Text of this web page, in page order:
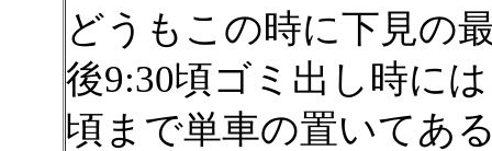
どうもこの時に下見の
後9:30頃ゴミ出し時に
頃まで単車の置いてあ